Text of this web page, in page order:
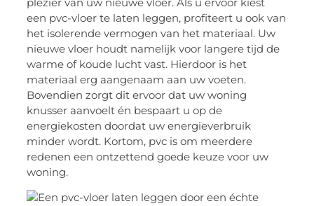
een pvc-vloer te laten leggen, profiteert u ook van
het isolerende vermogen van het materiaal. Uw
nieuwe vloer houdt namelijk voor langere tijd de
warme of koude lucht vast. Hierdoor is het
materiaal erg aangenaam aan uw voeten.
Bovendien zorgt dit ervoor dat uw woning
knusser aanvoelt én bespaart u op de
energiekosten doordat uw energieverbruik
minder wordt. Kortom, pvc is om meerdere
redenen een ontzettend goede keuze voor uw
woning.